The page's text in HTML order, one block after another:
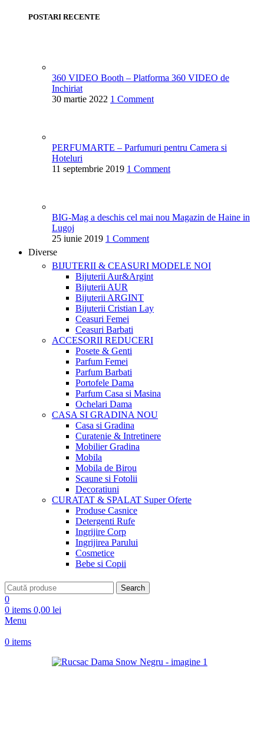
POSTARI RECENTE
360 VIDEO Booth – Platforma 360 VIDEO de
Inchiriat
30 martie 2022 1 Comment
PERFUMARTE – Parfumuri pentru Camera si
Hoteluri
11 septembrie 2019 1 Comment
BIG-Mag a deschis cel mai nou Magazin de Haine in
Lugoj
25 iunie 2019 1 Comment
Diverse
BIJUTERII & CEASURI MODELE NOI
Bijuterii Aur&Argint
Bijuterii AUR
Bijuterii ARGINT
Bijuterii Cristian Lay
Ceasuri Femei
Ceasuri Barbati
ACCESORII REDUCERI
Posete & Genti
Parfum Femei
Parfum Barbati
Portofele Dama
Parfum Casa si Masina
Ochelari Dama
CASA SI GRADINANOU
Casa si Gradina
Curatenie & Intretinere
Mobilier Gradina
Mobila
Mobila de Birou
Scaune si Fotolii
Decoratiuni
CURATAT & SPALAT Super Oferte
Produse Casnice
Detergenti Rufe
Ingrijire Corp
Ingrijirea Parului
Cosmetice
Bebe si Copii
Search
0
0 items 0,00 lei
Menu
0 items